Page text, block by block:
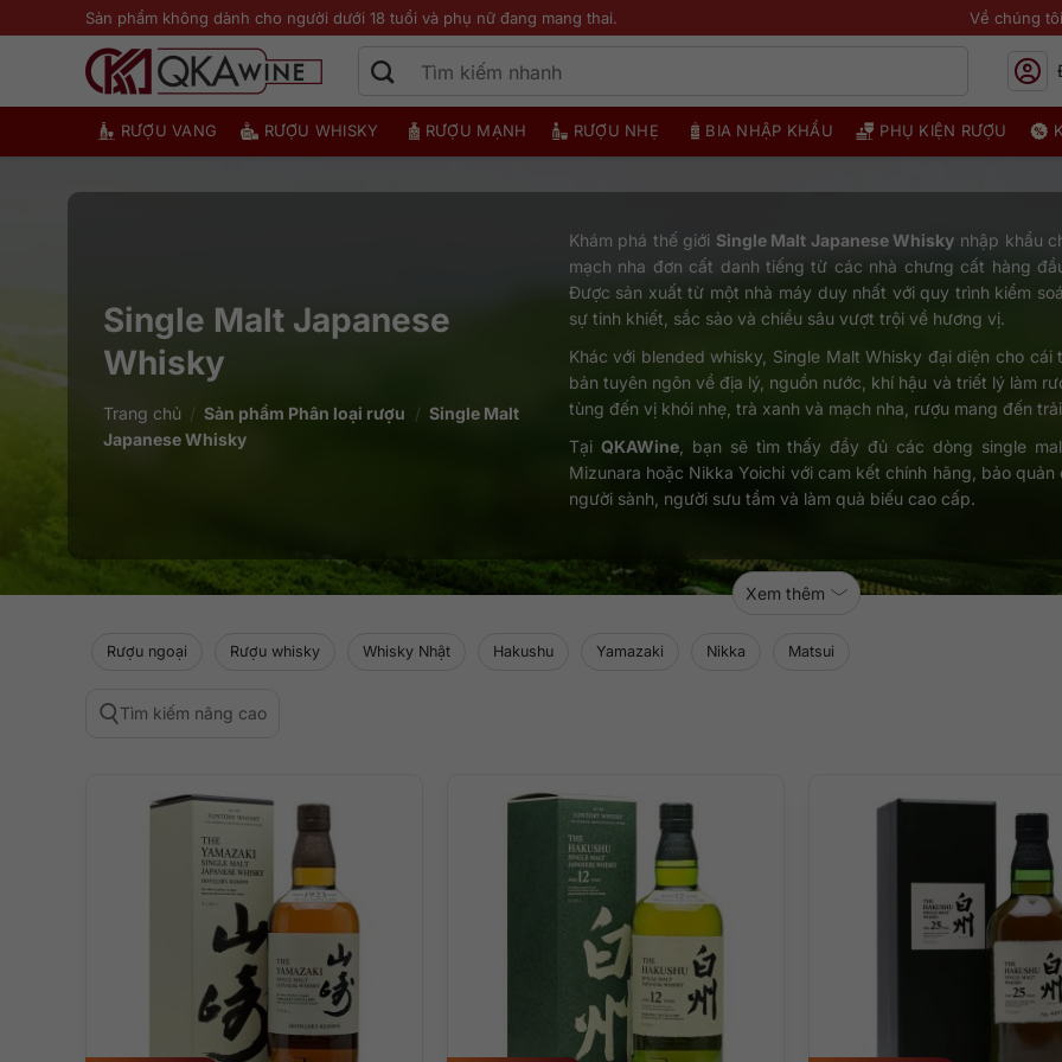
qua
Sản phẩm không dành cho người dưới 18 tuổi và phụ nữ đang mang thai. Về chúng tôi
RƯỢU VANG RƯỢU WHISKY RƯỢU MẠNH RƯỢU NHẸ BIA NHẬP KHẨU PHỤ KIỆN RƯỢU
Single Malt Japanese
Whisky
Trang chủ / Sản phẩm Phân loại rượu / Single Malt
Japanese Whisky
Khám phá thế giới Single Malt Japanese Whisky nhập khẩu
mạch nha đơn cất danh tiếng từ các nhà chưng cất hàng
Được sản xuất từ một nhà máy duy nhất với quy trình kiểm
sự tinh khiết, sắc sảo và chiều sâu vượt trội về hương vị.
Khác với blended whisky, Single Malt Whisky đại diện cho
bản tuyên ngôn về địa lý, nguồn nước, khí hậu và triết lý làm
tùng đến vị khói nhẹ, trà xanh và mạch nha, rượu mang đến
Tại QKAWine, bạn sẽ tìm thấy đầy đủ các dòng single
Mizunara hoặc Nikka Yoichi với cam kết chính hãng, bảo
người sành, người sưu tầm và làm quà biếu cao cấp.
Xem thêm
Rượu ngoại Rượu whisky Whisky Nhật Hakushu Yamazaki Nikka Matsui
Tìm kiếm nâng cao